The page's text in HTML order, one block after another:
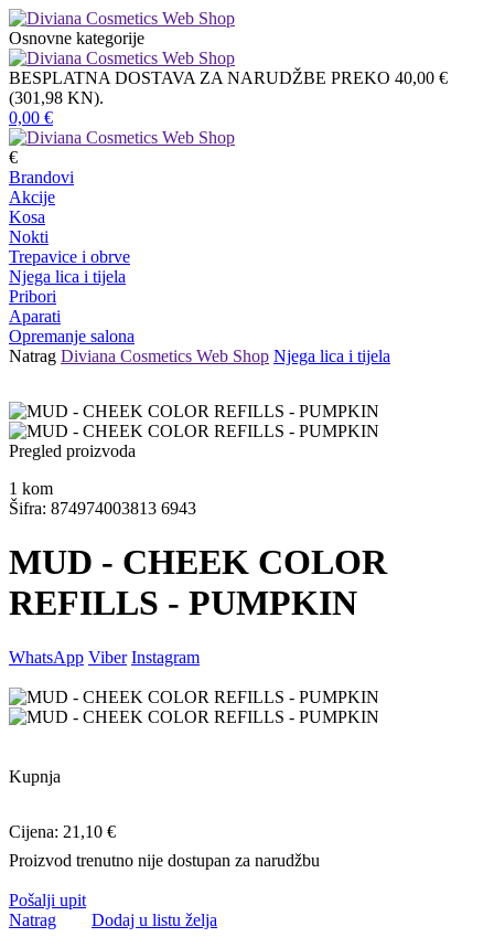
Osnovne kategorije
BESPLATNA DOSTAVA ZA NARUDŽBE PREKO 40,00 €
(301,98 KN).
0,00 €
€
Brandovi
Akcije
Kosa
Nokti
Trepavice i obrve
Njega lica i tijela
Pribori
Aparati
Opremanje salona
Natrag Diviana Cosmetics Web Shop Njega lica i tijela
Pregled proizvoda
1 kom
Šifra: 874974003813 6943
MUD - CHEEK COLOR
REFILLS - PUMPKIN
WhatsApp Viber Instagram
Kupnja
Cijena: 21,10 €
Proizvod trenutno nije dostupan za narudžbu
Pošalji upit
Natrag
Dodaj u listu želja